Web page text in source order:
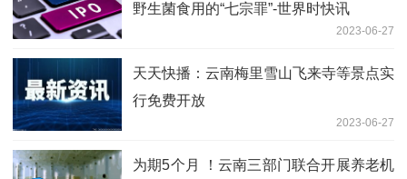
野生菌食用的“七宗罪”-世界时快讯
2023-06-27
天天快播：云南梅里雪山飞来寺等景点实
行免费开放
2023-06-27
为期5个月 ！云南三部门联合开展养老机